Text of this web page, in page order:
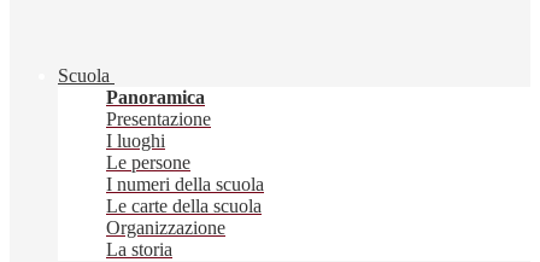
Scuola
Panoramica
Presentazione
I luoghi
Le persone
I numeri della scuola
Le carte della scuola
Organizzazione
La storia